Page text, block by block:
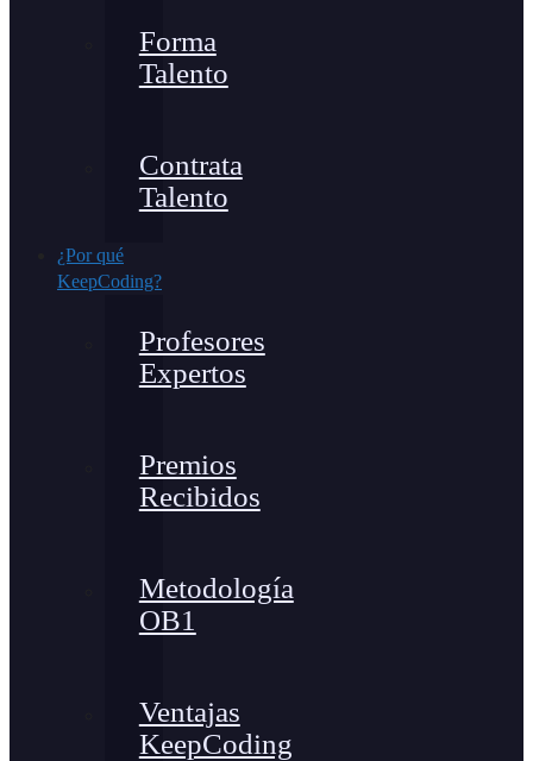
Forma
Talento
Contrata
Talento
¿Por qué
KeepCoding?
Profesores
Expertos
Premios
Recibidos
Metodología
OB1
Ventajas
KeepCoding